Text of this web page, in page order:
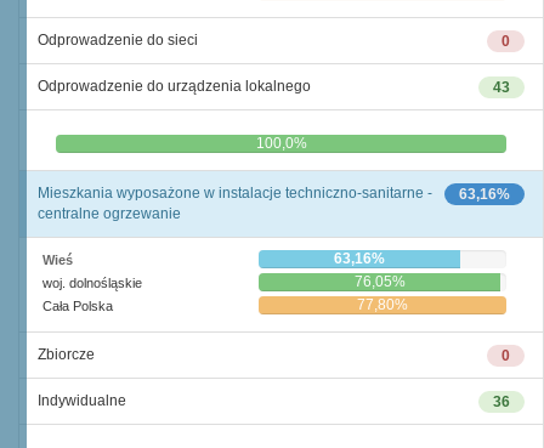
0
Odprowadzenie do sieci
43
Odprowadzenie do urządzenia lokalnego
0,0% 100,0%
63,16%
Mieszkania wyposażone w instalacje techniczno-sanitarne -
centralne ogrzewanie
Wieś 63,16%
woj. dolnośląskie 76,05%
Cała Polska 77,80%
0
Zbiorcze
36
Indywidualne